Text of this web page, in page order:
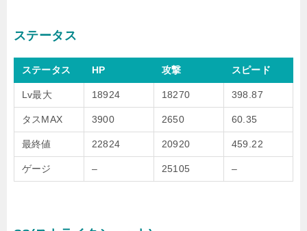
ステータス
ステータス HP 攻撃 スピード
Lv最大 18924 18270 398.87
タスMAX 3900 2650 60.35
最終値 22824 20920 459.22
ゲージ – 25105 –